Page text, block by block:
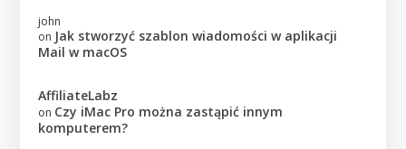
john
on Jak stworzyć szablon wiadomości w aplikacji
Mail w macOS
AffiliateLabz
on Czy iMac Pro można zastąpić innym
komputerem?